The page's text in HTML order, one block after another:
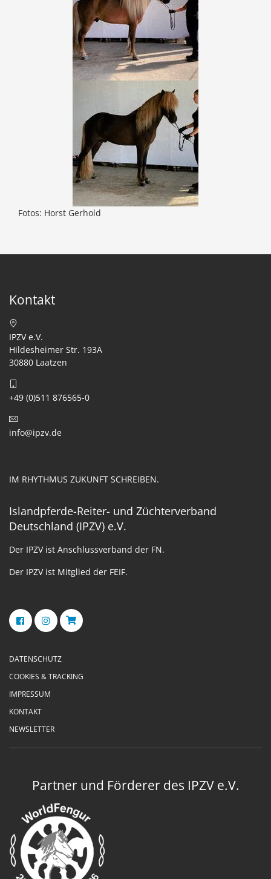
Fotos: Horst Gerhold
Kontakt
IPZV e.V.
Hildesheimer Str. 193A
30880 Laatzen
+49 (0)511 876565-0
info@ipzv.de
IM RHYTHMUS ZUKUNFT SCHREIBEN.
Islandpferde-Reiter- und Züchterverband
Deutschland (IPZV) e.V.
Der IPZV ist Anschlussverband der FN.
Der IPZV ist Mitglied der FEIF.
DATENSCHUTZ
COOKIES & TRACKING
IMPRESSUM
KONTAKT
NEWSLETTER
Partner und Förderer des IPZV e.V.